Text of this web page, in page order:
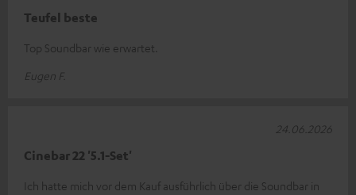
Teufel beste
Top Soundbar wie erwartet.
Eugen F.
Cinebar 22 '5.1-Set'
Ich hatte mich vor dem Kauf ausführlich über die Soundbar in
24.06.2026